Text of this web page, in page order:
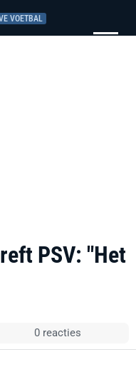
VOETBAL
PSV: "Het
0 reacties